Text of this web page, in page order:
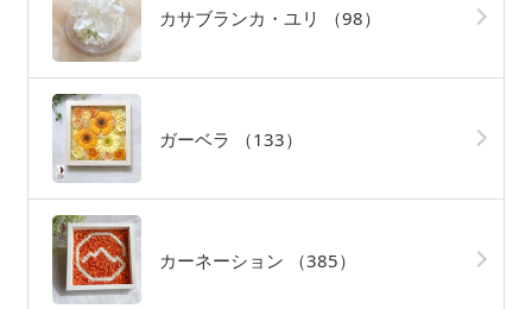
カサブランカ・ユリ （98）
ガーベラ （133）
カーネーション （385）